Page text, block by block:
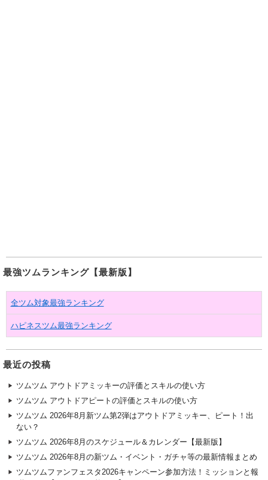
最強ツムランキング【最新版】
全ツム対象最強ランキング
ハピネスツム最強ランキング
最近の投稿
ツムツム アウトドアミッキーの評価とスキルの使い方
ツムツム アウトドアピートの評価とスキルの使い方
ツムツム 2026年8月新ツム第2弾はアウトドアミッキー、ピート！出
ない？
ツムツム 2026年8月のスケジュール＆カレンダー【最新版】
ツムツム 2026年8月の新ツム・イベント・ガチャ等の最新情報まとめ
ツムツムファンフェスタ2026キャンペーン参加方法！ミッションと報